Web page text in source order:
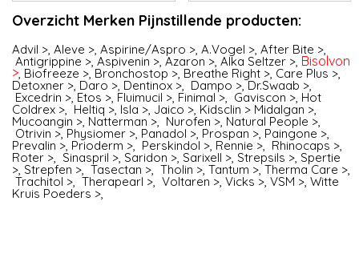
Overzicht Merken Pijnstillende producten:
Advil >,Aleve >,Aspirine/Aspro >,A.Vogel >,After Bite >,
Antigrippine >,Aspivenin >,Azaron >,Alka Seltzer >, Bisolvon
>, Biofreeze >, Bronchostop >, Breathe Right >, Care Plus >,
Detoxner >, Daro >, Dentinox >, Dampo >,Dr.Swaab >,
Excedrin >, Etos >, Fluimucil >, Finimal >, Gaviscon >, Hot
Coldrex >, Heltiq >, Isla >, Jaico >, Kidsclin > Midalgan >,
Mucoangin >, Natterman >, Nurofen >, Natural People >,
Otrivin >, Physiomer >, Panadol >, Prospan >, Paingone >,
Prevalin >, Prioderm >, Perskindol >, Rennie >, Rhinocaps >,
Roter >, Sinaspril >, Saridon >, Sarixell >, Strepsils >, Spertie
>, Strepfen >,Tasectan >,Tholin >,Tantum >,Therma Care >,
Trachitol >,Therapearl >,Voltaren >,Vicks >,VSM >,Witte
Kruis Poeders >,